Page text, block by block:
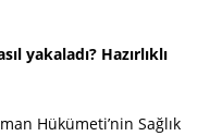
yakaladı? Hazırlıklı
Hükümeti’nin Sağlık